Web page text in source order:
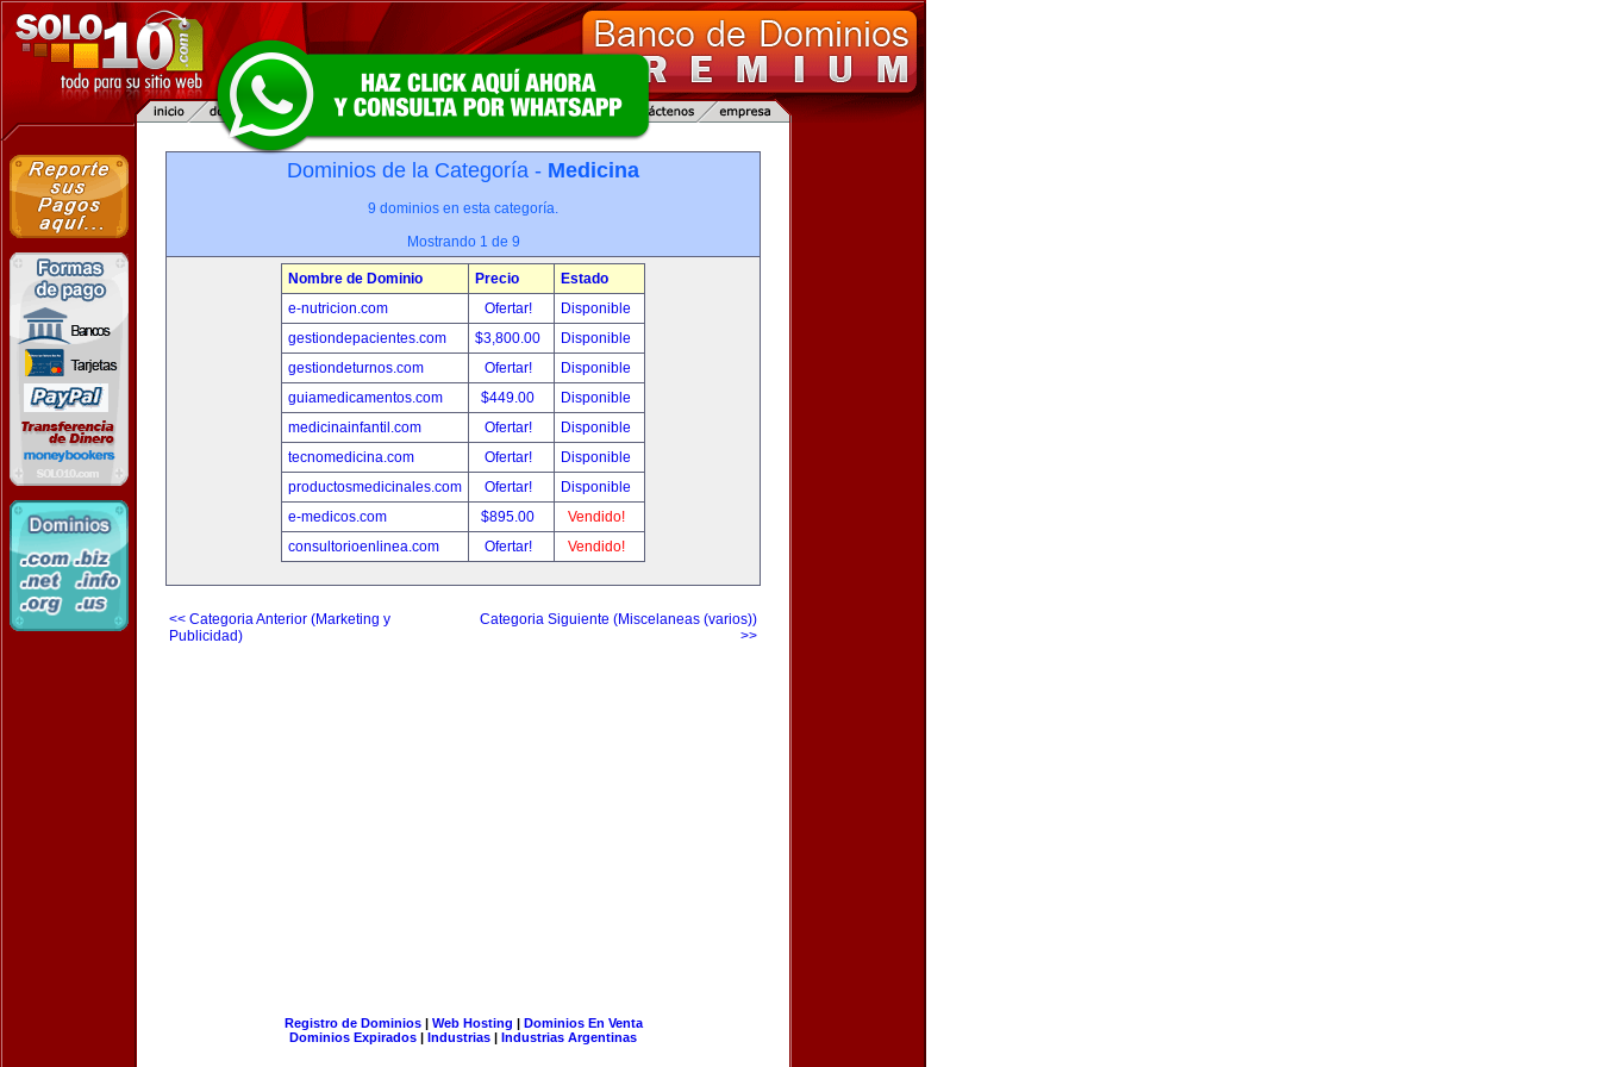
Dominios de la Categoría - Medicina
9 dominios en esta categoría.
Mostrando 1 de 9
Nombre de Dominio Precio
Estado
e-nutricion.com
Ofertar!
Disponible
gestiondepacientes.com
$3,800.00
Disponible
gestiondeturnos.com
Ofertar!
Disponible
guiamedicamentos.com
$449.00
Disponible
medicinainfantil.com
Ofertar!
Disponible
tecnomedicina.com
Ofertar!
Disponible
productosmedicinales.com
Ofertar!
Disponible
e-medicos.com
$895.00
Vendido!
consultorioenlinea.com
Ofertar! Vendido!
<< Categoria Anterior (Marketing y
Publicidad)
Categoria Siguiente (Miscelaneas (varios))
>>
Registro de Dominios| Web Hosting | Dominios En Venta
Dominios Expirados | Industrias | Industrias Argentinas